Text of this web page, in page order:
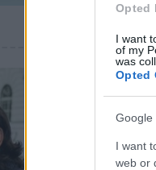
Opted
I want
of my
was
Opted
Google
I want
web or
szállt ki ott. A
2023. február 9.
A
mert
Ligeti Miklós